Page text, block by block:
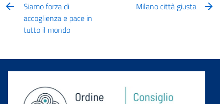
Siamo forza di
accoglienza e pace in
tutto il mondo
Milano città giusta